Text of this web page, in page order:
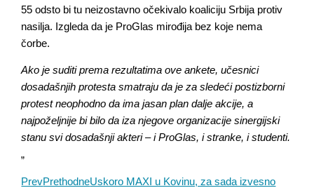
55 odsto bi tu neizostavno očekivalo koaliciju Srbija protiv
nasilja. Izgleda da je ProGlas mirođija bez koje nema
čorbe.
Ako je suditi prema rezultatima ove ankete, učesnici
dosadašnjih protesta smatraju da je za sledeći postizborni
protest neophodno da ima jasan plan dalje akcije, a
najpoželjnije bi bilo da iza njegove organizacije sinergijski
stanu svi dosadašnji akteri – i ProGlas, i stranke, i studenti.
„
PrevPrethodneUskoro MAXI u Kovinu, za sada izvesno